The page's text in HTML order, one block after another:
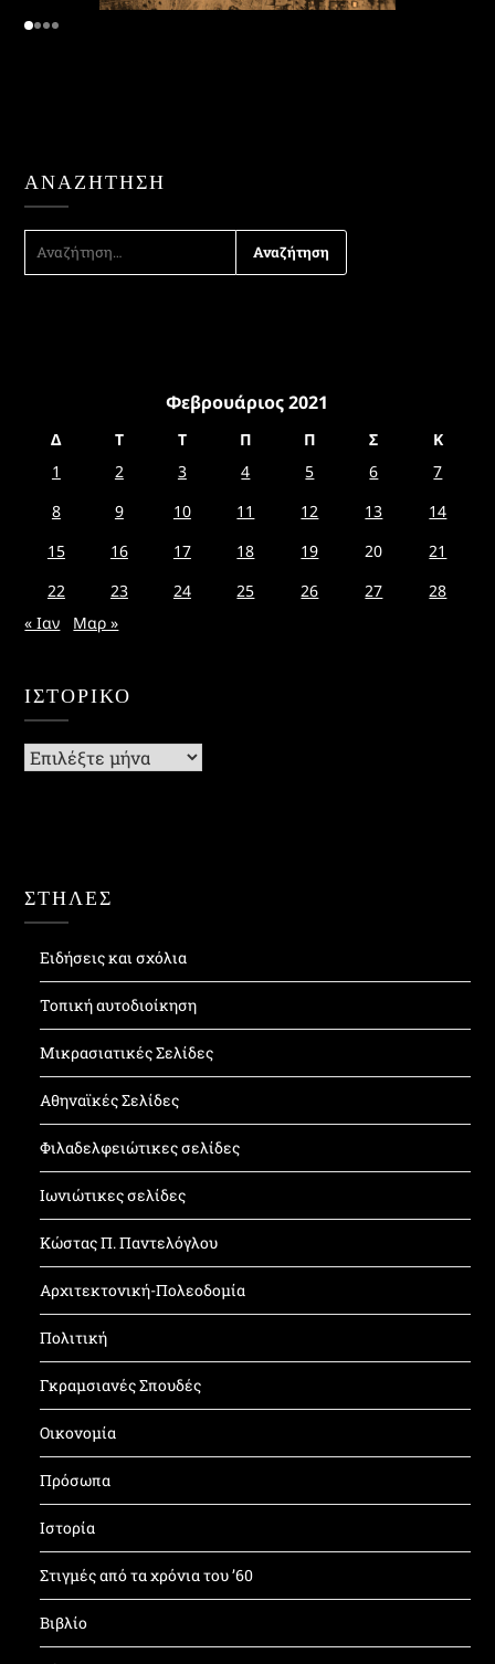
ΑΝΑΖΉΤΗΣΗ
ΑΝΑΖΉΤΗΣΗ
ΓΙΑ:
Φεβρουάριος 2021
Δ Τ Τ Π Π Σ
Κ
1
2 3 4 5 6
7
8
9 10 11 12 13
14
15
16 17 18 19 20
21
22
23 24 25 26 27
28
« Ιαν
Μαρ »
ΙΣΤΟΡΙΚΌ
Ιστορικό
ΣΤΗΛΕΣ
Ειδήσεις και σχόλια
Τοπική αυτοδιοίκηση
Μικρασιατικές Σελίδες
Αθηναϊκές Σελίδες
Φιλαδελφειώτικες σελίδες
Ιωνιώτικες σελίδες
Κώστας Π. Παντελόγλου
Αρχιτεκτονική-Πολεοδομία
Πολιτική
Γκραμσιανές Σπουδές
Οικονομία
Πρόσωπα
Ιστορία
Στιγμές από τα χρόνια του ’60
Βιβλίο